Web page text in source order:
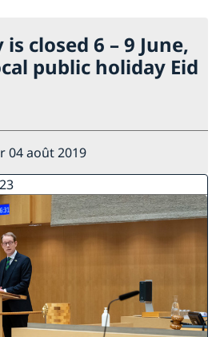
is closed 6 – 9 June,
public holiday Eid
04 août 2019